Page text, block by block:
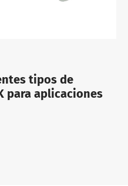
tipos de
para aplicaciones